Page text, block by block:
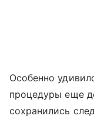
Особенно
процедуры еще
сохранились